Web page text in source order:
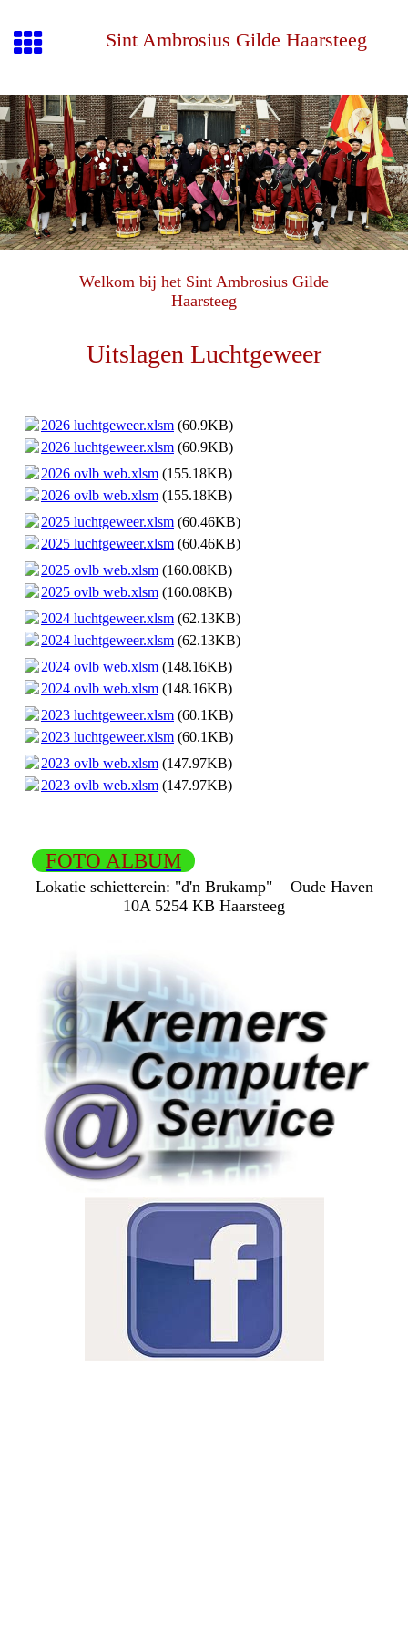
Sint Ambrosius Gilde Haarsteeg
Welkom bij het Sint Ambrosius Gilde
Haarsteeg
Uitslagen Luchtgeweer
2026 luchtgeweer.xlsm (60.9KB)
2026 luchtgeweer.xlsm (60.9KB)
2026 ovlb web.xlsm (155.18KB)
2026 ovlb web.xlsm (155.18KB)
2025 luchtgeweer.xlsm (60.46KB)
2025 luchtgeweer.xlsm (60.46KB)
2025 ovlb web.xlsm (160.08KB)
2025 ovlb web.xlsm (160.08KB)
2024 luchtgeweer.xlsm (62.13KB)
2024 luchtgeweer.xlsm (62.13KB)
2024 ovlb web.xlsm (148.16KB)
2024 ovlb web.xlsm (148.16KB)
2023 luchtgeweer.xlsm (60.1KB)
2023 luchtgeweer.xlsm (60.1KB)
2023 ovlb web.xlsm (147.97KB)
2023 ovlb web.xlsm (147.97KB)
FOTO ALBUM
Lokatie schietterein: "d'n Brukamp" Oude Haven
10A 5254 KB Haarsteeg